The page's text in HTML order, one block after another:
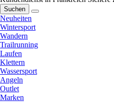
Suchen
Neuheiten
Wintersport
Wandern
Trailrunning
Laufen
Klettern
Wassersport
Angeln
Outlet
Marken